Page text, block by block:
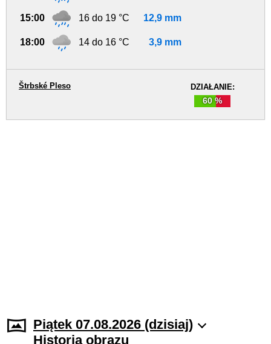
15:00 16 do 19 °C 12,9 mm
18:00 14 do 16 °C 3,9 mm
DZIAŁANIE:
60 %
Štrbské Pleso
Piątek 07.08.2026 (dzisiaj)
Historia obrazu